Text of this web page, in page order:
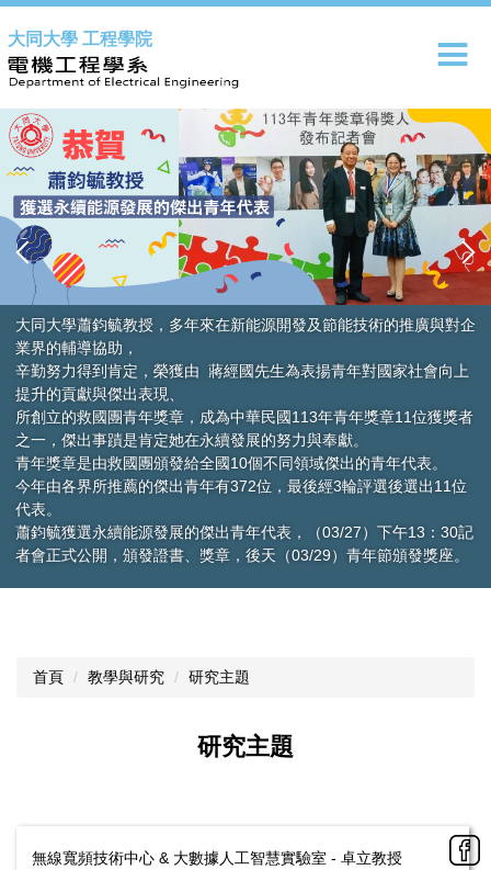
到
主
要
內
容
區
大同大學 工程學院
技術的推廣與對企
年對國家社會向上
年獎章11位獲獎者
。
的青年代表。
輪評選後選出11位
27）下午13：30記
青年節頒發獎座。
首頁 教學與研究 研究主題
研究主題
無線寬頻技術中心 & 大數據人工智慧實驗室 - 卓立教授